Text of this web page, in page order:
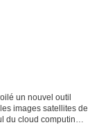
un nouvel outil
images satellites de
cloud computing,